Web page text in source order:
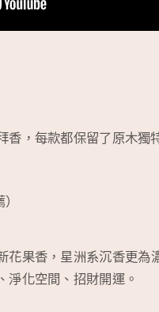
香，每款都保留了原木
花果香，星洲系沉香更為
淨化空間、招財開運。